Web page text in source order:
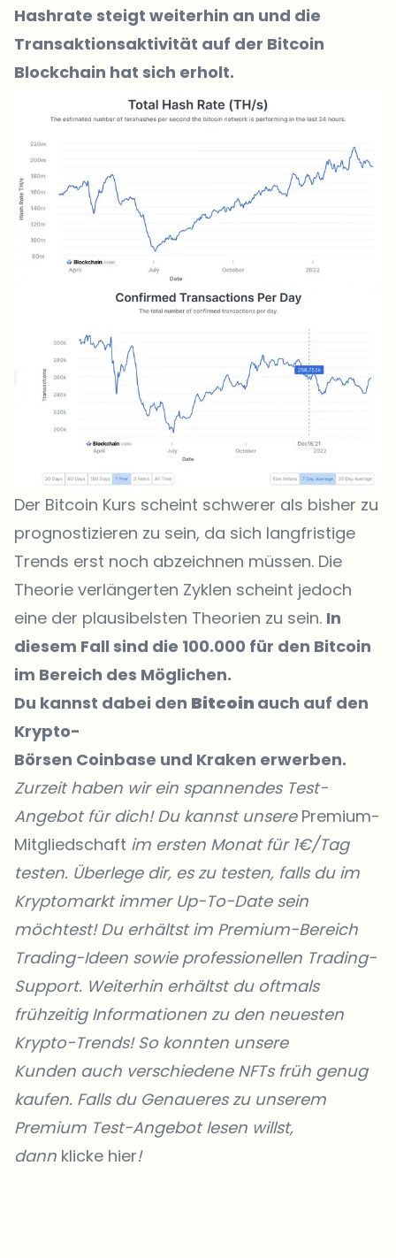
Hashrate steigt weiterhin an und die
Transaktionsaktivität auf der Bitcoin
Blockchain hat sich erholt.
Der Bitcoin Kurs scheint schwerer als bisher zu
prognostizieren zu sein, da sich langfristige
Trends erst noch abzeichnen müssen. Die
Theorie verlängerten Zyklen scheint jedoch
eine der plausibelsten Theorien zu sein. In
diesem Fall sind die 100.000 für den Bitcoin
im Bereich des Möglichen.
Du kannst dabei den Bitcoin auch auf den
Krypto-
Börsen Coinbase und Kraken erwerben.
Zurzeit haben wir ein spannendes Test-
Angebot für dich! Du kannst unsere Premium-
Mitgliedschaft im ersten Monat für 1€/Tag
testen. Überlege dir, es zu testen, falls du im
Kryptomarkt immer Up-To-Date sein
möchtest! Du erhältst im Premium-Bereich
Trading-Ideen sowie professionellen Trading-
Support. Weiterhin erhältst du oftmals
frühzeitig Informationen zu den neuesten
Krypto-Trends! So konnten unsere
Kunden auch verschiedene NFTs früh genug
kaufen. Falls du Genaueres zu unserem
Premium Test-Angebot lesen willst,
dann klicke hier!